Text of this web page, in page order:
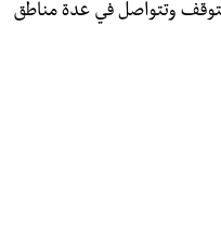
وتتواصل في عدة مناطق